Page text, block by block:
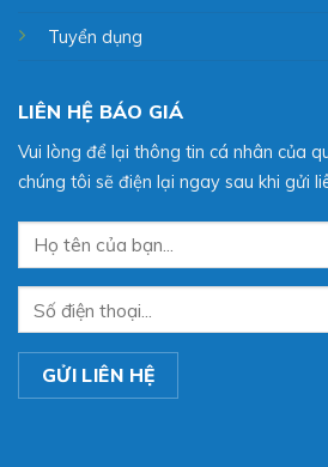
Tuyển dụng
LIÊN HỆ BÁO GIÁ
Vui lòng để lại thông tin cá nhân của
chúng tôi sẽ điện lại ngay sau khi gửi